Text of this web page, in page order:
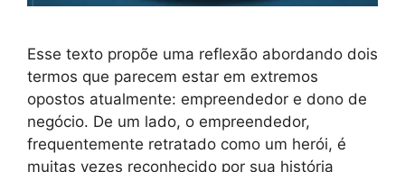
Esse texto propõe uma reflexão abordando dois
termos que parecem estar em extremos
opostos atualmente: empreendedor e dono de
negócio. De um lado, o empreendedor,
frequentemente retratado como um herói, é
muitas vezes reconhecido por sua história